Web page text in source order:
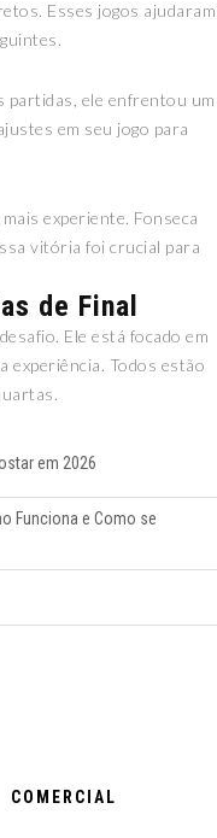
Esses jogos ajudaram
partidas, ele enfrentou um
em seu jogo para
experiente. Fonseca
vitória foi crucial para
de Final
Ele está focado em
experiência. Todos estão
em 2026
Funciona e Como se
COMERCIAL